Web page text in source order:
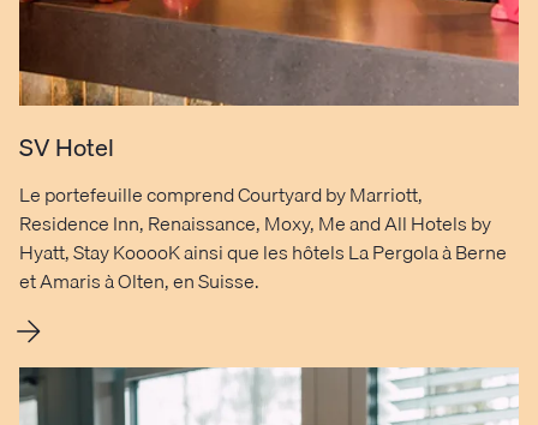
SV Hotel
Le portefeuille comprend Courtyard by Marriott,
Residence Inn, Renaissance, Moxy, Me and All Hotels by
Hyatt, Stay KooooK ainsi que les hôtels La Pergola à Berne
et Amaris à Olten, en Suisse.